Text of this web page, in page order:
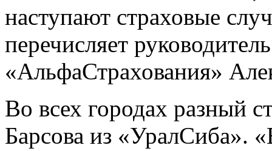
наступают страховые
перечисляет
«АльфаСтрахования»
Во всех городах разный
Барсова из «УралСиба».